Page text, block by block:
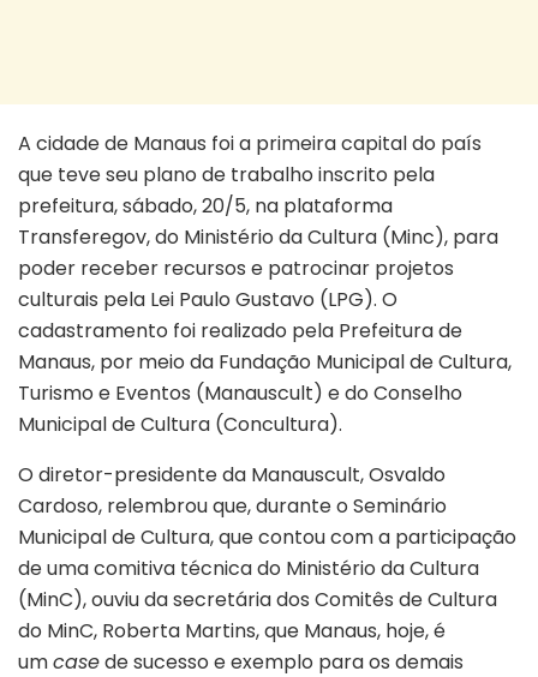
A cidade de Manaus foi a primeira capital do país
que teve seu plano de trabalho inscrito pela
prefeitura, sábado, 20/5, na plataforma
Transferegov, do Ministério da Cultura (Minc), para
poder receber recursos e patrocinar projetos
culturais pela Lei Paulo Gustavo (LPG). O
cadastramento foi realizado pela Prefeitura de
Manaus, por meio da Fundação Municipal de Cultura,
Turismo e Eventos (Manauscult) e do Conselho
Municipal de Cultura (Concultura).
O diretor-presidente da Manauscult, Osvaldo
Cardoso, relembrou que, durante o Seminário
Municipal de Cultura, que contou com a participação
de uma comitiva técnica do Ministério da Cultura
(MinC), ouviu da secretária dos Comitês de Cultura
do MinC, Roberta Martins, que Manaus, hoje, é
umcasede sucesso e exemplo para os demais